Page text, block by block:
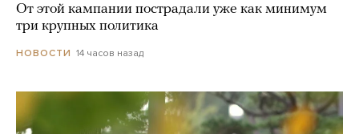
От этой кампании пострадали уже как минимум
три крупных политика
НОВОСТИ 14 часов назад